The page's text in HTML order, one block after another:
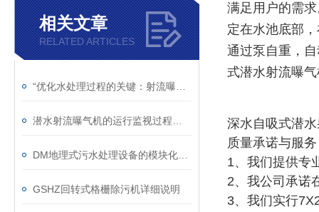
相关文章
RELATED ARTICLES
GSHZ回转式格栅除污机详细说明
满足用户的需
定在水池底部
通过泵自重，
式潜水射流曝
深水自吸式潜
质量承诺与服务
1、我们提供专
2、我公司承诺
3、我们实行